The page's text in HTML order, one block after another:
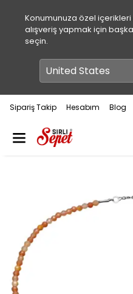
Konumunuza özel
alışveriş yapmak için
seçin.
Sipariş Takip Hesabım Blog